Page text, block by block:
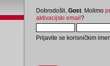
Dobrodošli, Gost . Molimo
aktivacijski email?
Prijavite se korisničkim